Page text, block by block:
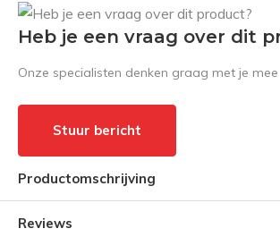
Heb je een vraag over dit
Onze specialisten denken graag met je mee
Stuur bericht
Productomschrijving
Reviews